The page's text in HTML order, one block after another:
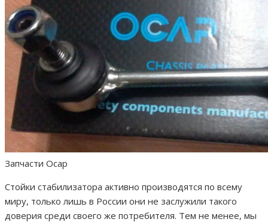
Запчасти Ocap
Стойки стабилизатора активно производятся по всему
миру, только лишь в России они не заслужили такого
доверия среди своего же потребителя. Тем не менее, мы